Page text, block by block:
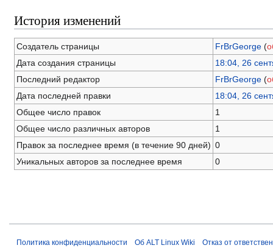
История изменений
Создатель страницы FrBrGeorge (
Дата создания страницы
18:04, 26
Последний редактор
FrBrGeorge (
Дата последней правки
18:04, 26
Общее число правок
1
Общее число различных авторов
1
Правок за последнее время (в течение 90 дней) 0
Уникальных авторов за последнее время
0
Политика конфиденциальности Об ALT Linux Wiki Отказ от